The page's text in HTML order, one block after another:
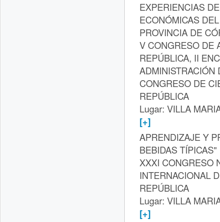
EXPERIENCIAS
ECONÓMICAS
PROVINCIA DE
V CONGRESO DE
REPÚBLICA, II
ADMINISTRACIÓN
CONGRESO DE
REPÚBLICA
Lugar: VILLA
[+]
APRENDIZAJE Y
BEBIDAS TÍPICAS"
XXXI CONGRESO
INTERNACIONAL
REPÚBLICA
Lugar: VILLA
[+]